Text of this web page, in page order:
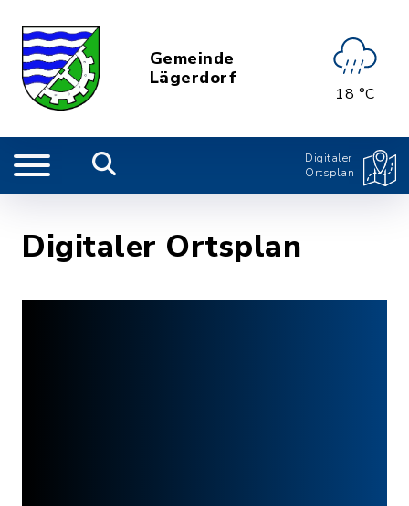
Gemeinde
Lägerdorf
18 °C
Digitaler
Ortsplan
Digitaler Ortsplan